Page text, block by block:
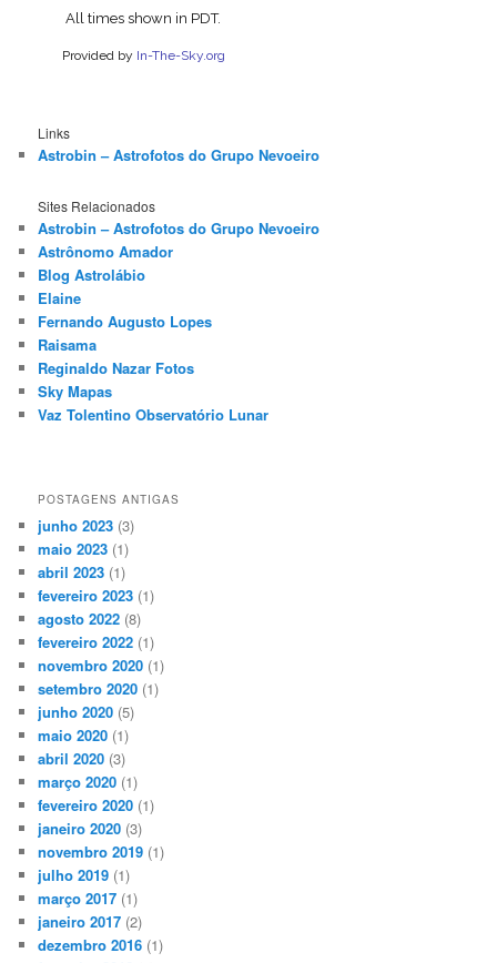
Links
Astrobin – Astrofotos do Grupo Nevoeiro
Sites Relacionados
Astrobin – Astrofotos do Grupo Nevoeiro
Astrônomo Amador
Blog Astrolábio
Elaine
Fernando Augusto Lopes
Raisama
Reginaldo Nazar Fotos
Sky Mapas
Vaz Tolentino Observatório Lunar
POSTAGENS ANTIGAS
junho 2023 (3)
maio 2023 (1)
abril 2023 (1)
fevereiro 2023 (1)
agosto 2022 (8)
fevereiro 2022 (1)
novembro 2020 (1)
setembro 2020 (1)
junho 2020 (5)
maio 2020 (1)
abril 2020 (3)
março 2020 (1)
fevereiro 2020 (1)
janeiro 2020 (3)
novembro 2019 (1)
julho 2019 (1)
março 2017 (1)
janeiro 2017 (2)
dezembro 2016 (1)